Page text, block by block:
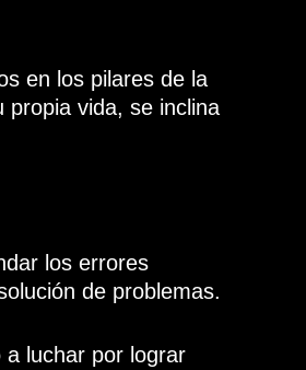
en los pilares de la
propia vida, se inclina
los errores
de problemas.
luchar por lograr